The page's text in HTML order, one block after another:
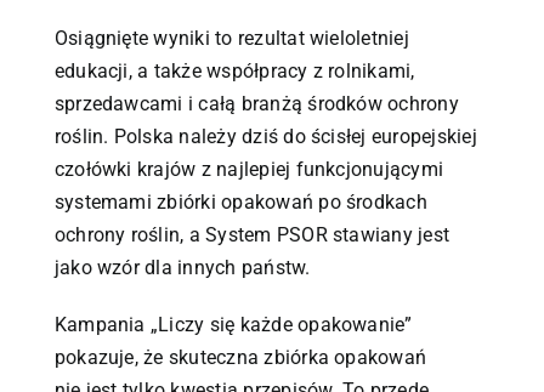
Osiągnięte wyniki to rezultat wieloletniej
edukacji, a także współpracy z rolnikami,
sprzedawcami i całą branżą środków ochrony
roślin. Polska należy dziś do ścisłej europejskiej
czołówki krajów z najlepiej funkcjonującymi
systemami zbiórki opakowań po środkach
ochrony roślin, a System PSOR stawiany jest
jako wzór dla innych państw.
Kampania „Liczy się każde opakowanie”
pokazuje, że skuteczna zbiórka opakowań